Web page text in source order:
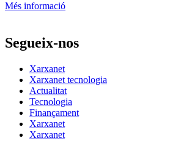
Més informació
Segueix-nos
Xarxanet
Xarxanet tecnologia
Actualitat
Tecnologia
Finançament
Xarxanet
Xarxanet